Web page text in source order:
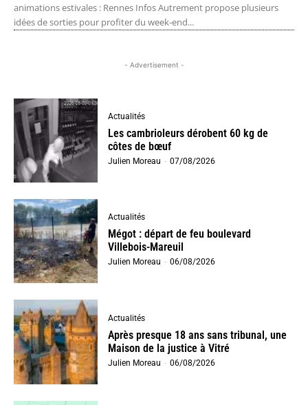
animations estivales : Rennes Infos Autrement propose plusieurs
idées de sorties pour profiter du week-end...
- Advertisement -
Actualités
Les cambrioleurs dérobent 60 kg de
côtes de bœuf
Julien Moreau - 07/08/2026
Actualités
Mégot : départ de feu boulevard
Villebois-Mareuil
Julien Moreau - 06/08/2026
Actualités
Après presque 18 ans sans tribunal, une
Maison de la justice à Vitré
Julien Moreau - 06/08/2026